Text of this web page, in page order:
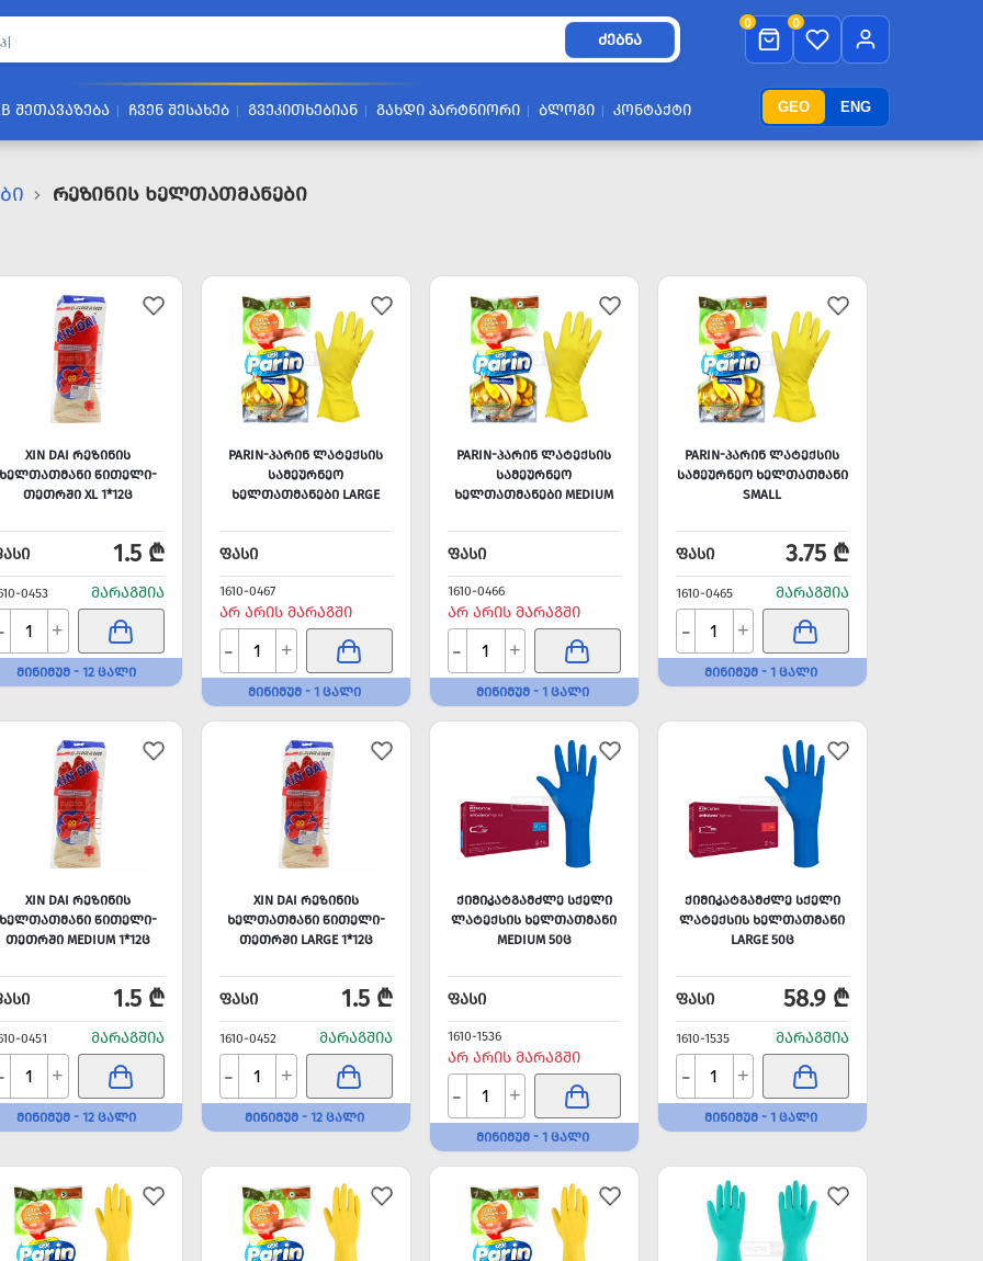
GEO ENG
ᲫᲔᲑᲜᲐ
0 0
ᲨᲔᲗᲐᲕᲐᲖᲔᲑᲐ ᲩᲕᲔᲜ ᲨᲔᲡᲐᲮᲔᲑ ᲒᲕᲔᲙᲘᲗᲮᲔᲑᲘᲐᲜ ᲒᲐᲮᲓᲘ ᲞᲐᲠᲢᲜᲘᲝᲠᲘ ᲑᲚᲝᲒᲘ ᲙᲝᲜᲢᲐᲥᲢᲘ
Რეზინის Ხელთათმანები
XIN DAI ᲠᲔᲖᲘᲜᲘᲡ
ᲮᲔᲚᲗᲐᲗᲛᲐᲜᲘ ᲬᲘᲗᲔᲚᲘ-
ᲗᲔᲗᲠᲨᲘ XL 1*12Ც
1.5 ₾
0453 ᲛᲐᲠᲐᲒᲨᲘᲐ
+
ᲛᲘᲜᲘᲛᲣᲛ - 12 ᲪᲐᲚᲘ
PARIN-ᲞᲐᲠᲘᲜ ᲚᲐᲢᲔᲥᲡᲘᲡ
ᲡᲐᲛᲔᲣᲠᲜᲔᲝ
ᲮᲔᲚᲗᲐᲗᲛᲐᲜᲔᲑᲘ LARGE
ᲤᲐᲡᲘ
1610-0467
ᲐᲠ ᲐᲠᲘᲡ ᲛᲐᲠᲐᲒᲨᲘ
- +
ᲛᲘᲜᲘᲛᲣᲛ - 1 ᲪᲐᲚᲘ
PARIN-ᲞᲐᲠᲘᲜ ᲚᲐᲢᲔᲥᲡᲘᲡ
ᲡᲐᲛᲔᲣᲠᲜᲔᲝ
ᲮᲔᲚᲗᲐᲗᲛᲐᲜᲔᲑᲘ MEDIUM
ᲤᲐᲡᲘ
1610-0466
ᲐᲠ ᲐᲠᲘᲡ ᲛᲐᲠᲐᲒᲨᲘ
- +
ᲛᲘᲜᲘᲛᲣᲛ - 1 ᲪᲐᲚᲘ
PARIN-ᲞᲐᲠᲘᲜ ᲚᲐᲢᲔᲥᲡᲘᲡ
ᲡᲐᲛᲔᲣᲠᲜᲔᲝ ᲮᲔᲚᲗᲐᲗᲛᲐᲜᲘ
SMALL
ᲤᲐᲡᲘ 3.75 ₾
1610-0465 ᲛᲐᲠᲐᲒᲨᲘᲐ
- +
ᲛᲘᲜᲘᲛᲣᲛ - 1 ᲪᲐᲚᲘ
XIN DAI ᲠᲔᲖᲘᲜᲘᲡ
ᲮᲔᲚᲗᲐᲗᲛᲐᲜᲘ ᲬᲘᲗᲔᲚᲘ-
ᲗᲔᲗᲠᲨᲘ MEDIUM 1*12Ც
1.5 ₾
0451 ᲛᲐᲠᲐᲒᲨᲘᲐ
+
ᲛᲘᲜᲘᲛᲣᲛ - 12 ᲪᲐᲚᲘ
XIN DAI ᲠᲔᲖᲘᲜᲘᲡ
ᲮᲔᲚᲗᲐᲗᲛᲐᲜᲘ ᲬᲘᲗᲔᲚᲘ-
ᲗᲔᲗᲠᲨᲘ LARGE 1*12Ც
ᲤᲐᲡᲘ 1.5 ₾
1610-0452 ᲛᲐᲠᲐᲒᲨᲘᲐ
- +
ᲛᲘᲜᲘᲛᲣᲛ - 12 ᲪᲐᲚᲘ
ᲥᲘᲛᲘᲙᲐᲢᲒᲐᲛᲫᲚᲔ ᲡᲥᲔᲚᲘ
ᲚᲐᲢᲔᲥᲡᲘᲡ ᲮᲔᲚᲗᲐᲗᲛᲐᲜᲘ
MEDIUM 50Ც
ᲤᲐᲡᲘ
1610-1536
ᲐᲠ ᲐᲠᲘᲡ ᲛᲐᲠᲐᲒᲨᲘ
- +
ᲛᲘᲜᲘᲛᲣᲛ - 1 ᲪᲐᲚᲘ
ᲥᲘᲛᲘᲙᲐᲢᲒᲐᲛᲫᲚᲔ ᲡᲥᲔᲚᲘ
ᲚᲐᲢᲔᲥᲡᲘᲡ ᲮᲔᲚᲗᲐᲗᲛᲐᲜᲘ
LARGE 50Ც
ᲤᲐᲡᲘ 58.9 ₾
1610-1535 ᲛᲐᲠᲐᲒᲨᲘᲐ
- +
ᲛᲘᲜᲘᲛᲣᲛ - 1 ᲪᲐᲚᲘ